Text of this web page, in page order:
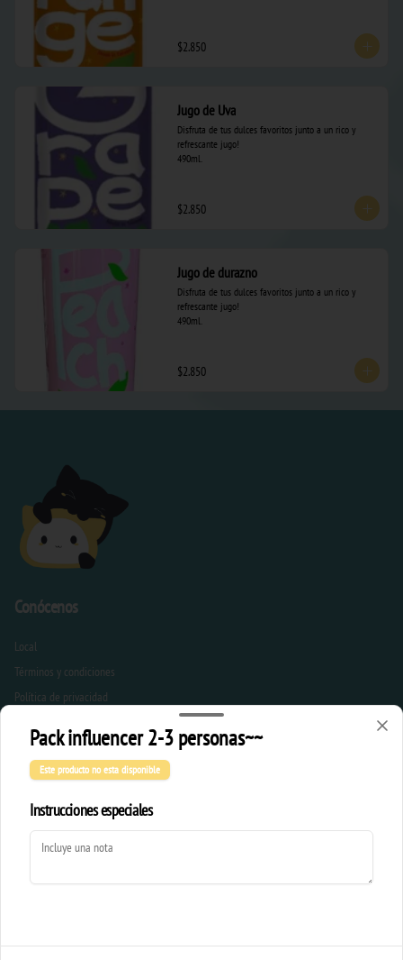
$2.850
Jugo de Uva
Disfruta de tus dulces favoritos junto a un rico y
refrescante jugo!
490ml.
$2.850
Jugo de durazno
Disfruta de tus dulces favoritos junto a un rico y
refrescante jugo!
490ml.
$2.850
Conócenos
Local
Términos y condiciones
Política de privacidad
Redes sociales
Instagram
Mi cuenta
Iniciar sesión
Pack influencer 2-3 personas~~
Este producto no esta disponible
Instrucciones especiales